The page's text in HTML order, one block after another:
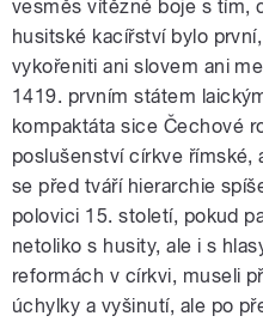
vesměs vítězné boje s tím,
husitské kacířství bylo
vykořeniti ani slovem ani
1419. prvním státem
kompaktáta sice Čechové
poslušenství církve římské,
se před tváří hierarchie
polovici 15. století, pokud
netoliko s husity, ale i s
reformách v církvi, museli
úchylky a vyšinutí, ale po